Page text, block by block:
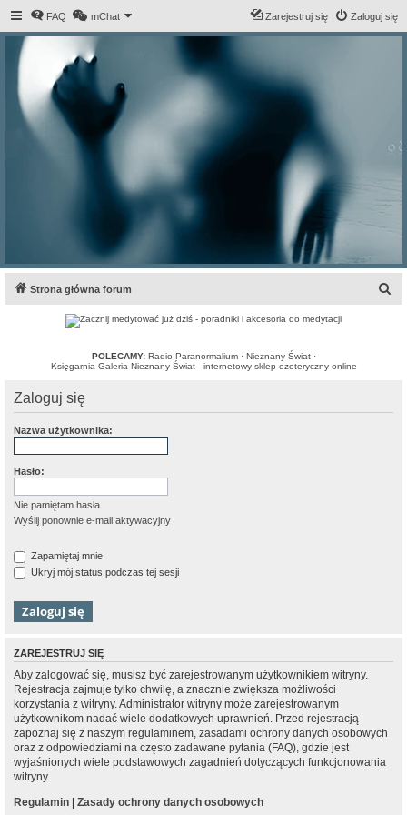
FAQ mChat Zaloguj się
Zarejestruj się
Strona główna forum
POLECAMY: Radio Paranormalium· Nieznany Świat·
Księgarnia-Galeria Nieznany Świat - internetowy sklep ezoteryczny online
Zaloguj się
Nazwa użytkownika:
Hasło:
Nie pamiętam hasła
Wyślij ponownie e-mail aktywacyjny
Zapamiętaj mnie
Ukryj mój status podczas tej sesji
ZAREJESTRUJ SIĘ
Aby zalogować się, musisz być zarejestrowanym użytkownikiem witryny.
Rejestracja zajmuje tylko chwilę, a znacznie zwiększa możliwości
korzystania z witryny. Administrator witryny może zarejestrowanym
użytkownikom nadać wiele dodatkowych uprawnień. Przed rejestracją
zapoznaj się z naszym regulaminem, zasadami ochrony danych osobowych
oraz z odpowiedziami na często zadawane pytania (FAQ), gdzie jest
wyjaśnionych wiele podstawowych zagadnień dotyczących funkcjonowania
witryny.
Regulamin | Zasady ochrony danych osobowych